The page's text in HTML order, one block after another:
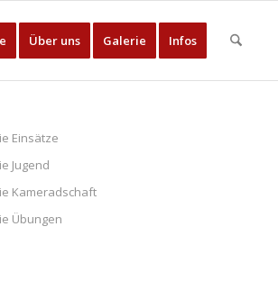
Über uns Galerie Infos
Einsätze
Jugend
Kameradschaft
Übungen